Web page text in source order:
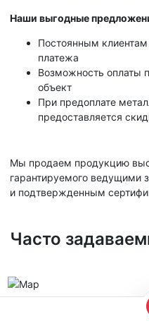
Наши выгодные
Постоянным клиентам
платежа
Возможность оплаты
объект
При предоплате
предоставляется
Мы продаем продукцию
гарантируемого ведущими
и подтвержденным
Часто